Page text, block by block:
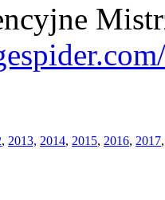
, 2013, 2014, 2015, 2016, 2017